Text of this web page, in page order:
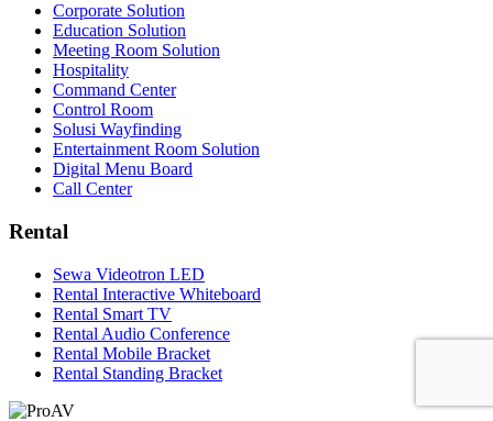
Corporate Solution
Education Solution
Meeting Room Solution
Hospitality
Command Center
Control Room
Solusi Wayfinding
Entertainment Room Solution
Digital Menu Board
Call Center
Rental
Sewa Videotron LED
Rental Interactive Whiteboard
Rental Smart TV
Rental Audio Conference
Rental Mobile Bracket
Rental Standing Bracket